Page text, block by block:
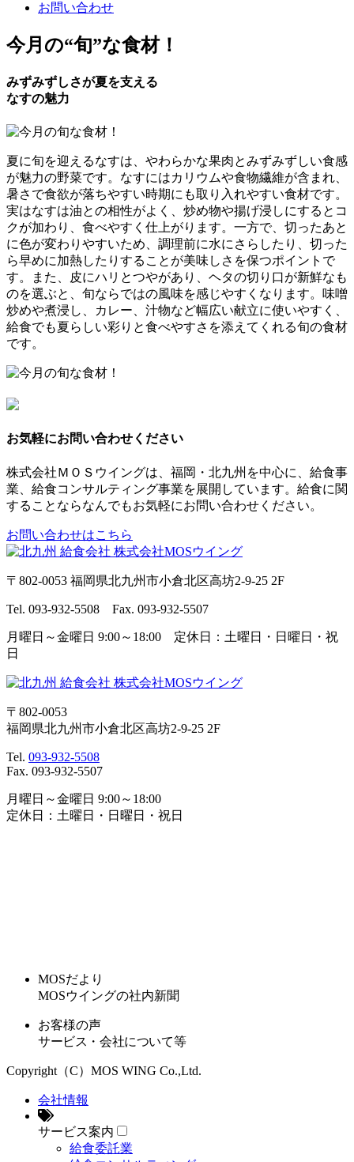
お問い合わせ
今月の“旬”な食材！
みずみずしさが夏を支える
なすの魅力
夏に旬を迎えるなすは、やわらかな果肉とみずみずしい食感
が魅力の野菜です。なすにはカリウムや食物繊維が含まれ、
暑さで食欲が落ちやすい時期にも取り入れやすい食材です。
実はなすは油との相性がよく、炒め物や揚げ浸しにするとコ
クが加わり、食べやすく仕上がります。一方で、切ったあと
に色が変わりやすいため、調理前に水にさらしたり、切った
ら早めに加熱したりすることが美味しさを保つポイントで
す。また、皮にハリとつやがあり、ヘタの切り口が新鮮なも
のを選ぶと、旬ならではの風味を感じやすくなります。味噌
炒めや煮浸し、カレー、汁物など幅広い献立に使いやすく、
給食でも夏らしい彩りと食べやすさを添えてくれる旬の食材
です。
お気軽にお問い合わせください
株式会社ＭＯＳウイングは、福岡・北九州を中心に、給食事
業、給食コンサルティング事業を展開しています。給食に関
することならなんでもお気軽にお問い合わせください。
お問い合わせはこちら
〒802-0053 福岡県北九州市小倉北区高坊2-9-25 2F
Tel. 093-932-5508 Fax. 093-932-5507
月曜日～金曜日 9:00～18:00 定休日：土曜日・日曜日・祝
日
〒802-0053
福岡県北九州市小倉北区高坊2-9-25 2F
Tel. 093-932-5508
Fax. 093-932-5507
月曜日～金曜日 9:00～18:00
定休日：土曜日・日曜日・祝日
MOSだより
MOSウイングの社内新聞
お客様の声
サービス・会社について等
Copyright（C）MOS WING Co.,Ltd.
会社情報
サービス案内
給食委託業